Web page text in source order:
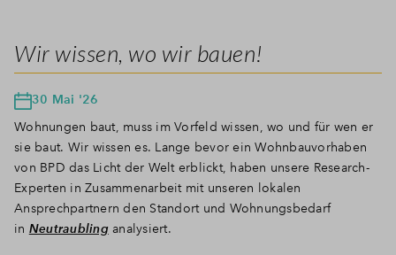
Wir wissen, wo wir bauen!
30 Mai '26
Wohnungen baut, muss im Vorfeld wissen, wo und für wen er
sie baut. Wir wissen es. Lange bevor ein Wohnbauvorhaben
von BPD das Licht der Welt erblickt, haben unsere Research-
Experten in Zusammenarbeit mit unseren lokalen
Ansprechpartnern den Standort und Wohnungsbedarf
in Neutraubling analysiert.